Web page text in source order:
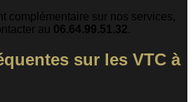
complémentaire sur nos services,
au 06.64.99.51.32.
sur les VTC à